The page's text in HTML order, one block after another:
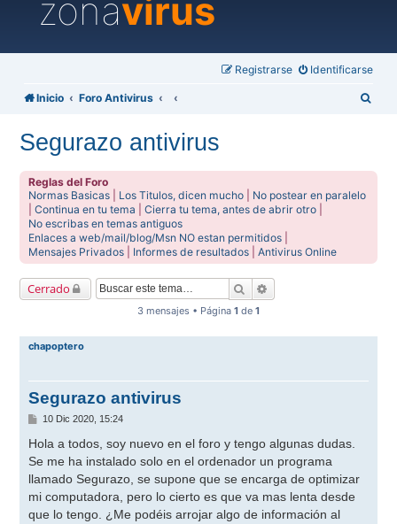
zonavirus
Identificarse
Registrarse
Inicio Foro Antivirus
Segurazo antivirus
Reglas del Foro
Normas Basicas
Los Titulos, dicen mucho
No postear en paralelo
|Continua en tu tema |Cierra tu tema, antes de abrir otro
No escribas en temas antiguos
Enlaces a web/mail/blog/Msn NO estan permitidos
Mensajes Privados
Informes de resultados |Antivirus Online
Cerrado Buscar
3 mensajes • Página 1 de 1
chapoptero
Segurazo antivirus
M
n
a
j
e
10 Dic 2020, 15:24
Hola a todos, soy nuevo en el foro y tengo algunas dudas.
Se me ha instalado solo en el ordenador un programa
llamado Segurazo, se supone que se encarga de optimizar
mi computadora, pero lo cierto es que va mas lenta desde
que lo tengo. ¿Me podéis arrojar algo de información al